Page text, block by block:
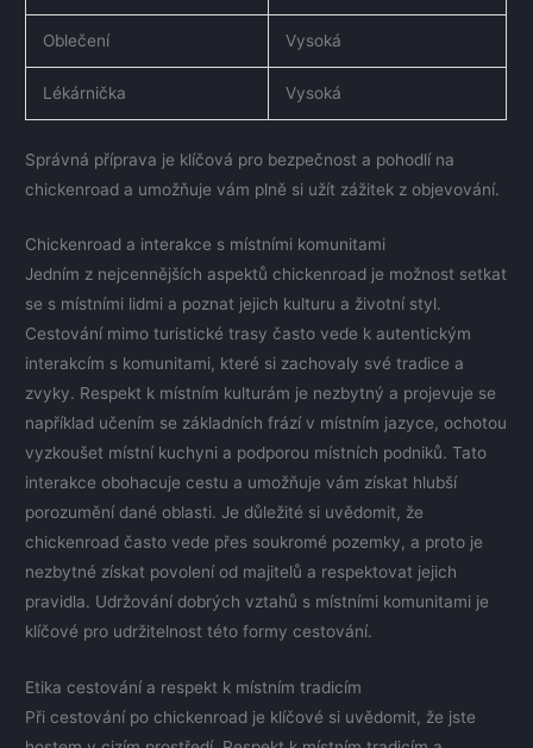
Oblečení Vysoká
Lékárnička Vysoká
Správná příprava je klíčová pro bezpečnost a pohodlí na
chickenroad a umožňuje vám plně si užít zážitek z objevování.
Chickenroad a interakce s místními komunitami
Jedním z nejcennějších aspektů chickenroad je možnost setkat
se s místními lidmi a poznat jejich kulturu a životní styl.
Cestování mimo turistické trasy často vede k autentickým
interakcím s komunitami, které si zachovaly své tradice a
zvyky. Respekt k místním kulturám je nezbytný a projevuje se
například učením se základních frází v místním jazyce, ochotou
vyzkoušet místní kuchyni a podporou místních podniků. Tato
interakce obohacuje cestu a umožňuje vám získat hlubší
porozumění dané oblasti. Je důležité si uvědomit, že
chickenroad často vede přes soukromé pozemky, a proto je
nezbytné získat povolení od majitelů a respektovat jejich
pravidla. Udržování dobrých vztahů s místními komunitami je
klíčové pro udržitelnost této formy cestování.
Etika cestování a respekt k místním tradicím
Při cestování po chickenroad je klíčové si uvědomit, že jste